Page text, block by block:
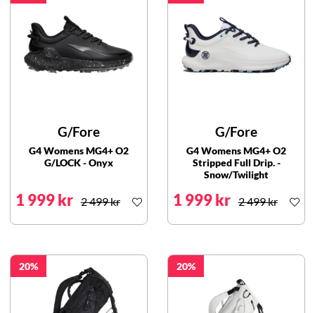
G/Fore
G4 Womens MG4+ O2
G/LOCK - Onyx
1 999 kr 2 499 kr
G/Fore
G4 Womens MG4+ O2
Stripped Full Drip. -
Snow/Twilight
1 999 kr 2 499 kr
20 20